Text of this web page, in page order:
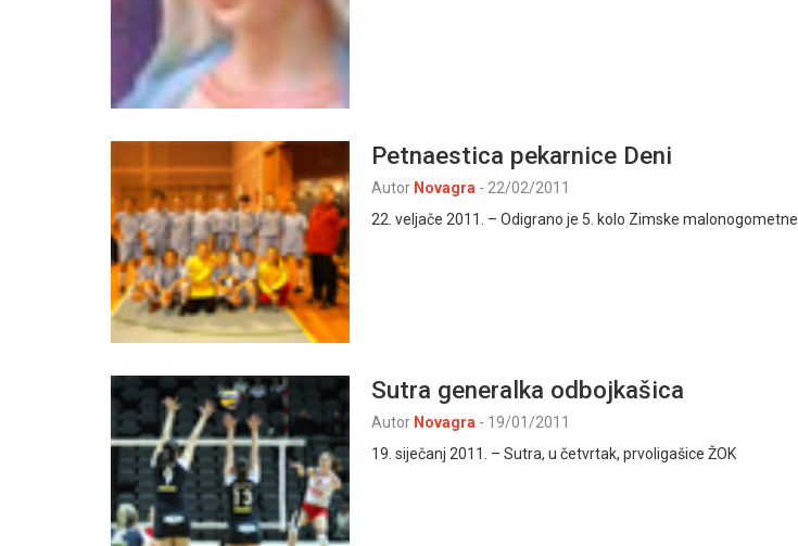
Petnaestica pekarnice Deni
Autor Novagra - 22/02/2011
22. veljače 2011. – Odigrano je 5. kolo Zimske malonogometne
Sutra generalka odbojkašica
Autor Novagra - 19/01/2011
19. siječanj 2011. – Sutra, u četvrtak, prvoligašice ŽOK